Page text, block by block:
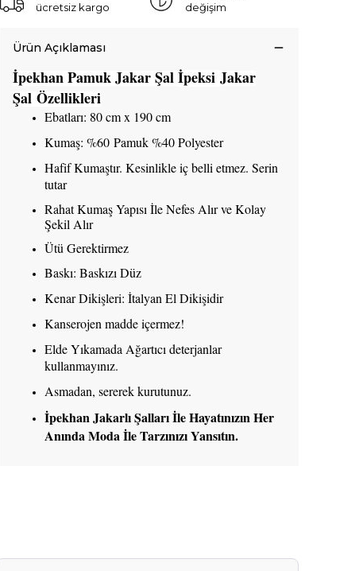
ücretsiz kargo
değişim
Ürün Açıklaması
İpekhan Pamuk Jakar Şalİpeksi Jakar
Şal Özellikleri
Ebatları: 80 cm x 190 cm
Kumaş: %60 Pamuk %40 Polyester
Hafif Kumaştır. Kesinlikle iç belli etmez. Serin
tutar
Rahat Kumaş Yapısı İle Nefes Alır ve Kolay
Şekil Alır
Ütü Gerektirmez
Baskı: Baskızı Düz
Kenar Dikişleri: İtalyan El Dikişidir
Kanserojen madde içermez!
Elde Yıkamada Ağartıcı deterjanlar
kullanmayınız.
Asmadan, sererek kurutunuz.
İpekhan Jakarlı Şalları İle Hayatınızın Her
Anında Moda İle Tarzınızı Yansıtın.